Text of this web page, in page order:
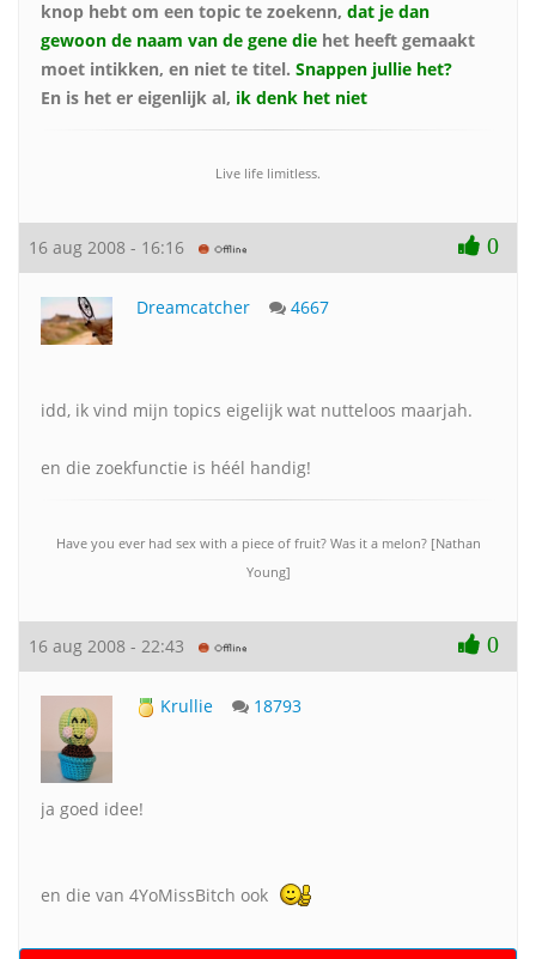
knop hebt om een topic te zoekenn, dat je dan
gewoon de naam van de gene die het heeft gemaakt
moet intikken, en niet te titel. Snappen jullie het?
En is het er eigenlijk al, ik denk het niet
Live life limitless.
16 aug 2008 - 16:16 0
Dreamcatcher 4667
idd, ik vind mijn topics eigelijk wat nutteloos maarjah.
en die zoekfunctie is héél handig!
Have you ever had sex with a piece of fruit? Was it a melon? [Nathan
Young]
16 aug 2008 - 22:43 0
Krullie 18793
ja goed idee!
en die van 4YoMissBitch ook